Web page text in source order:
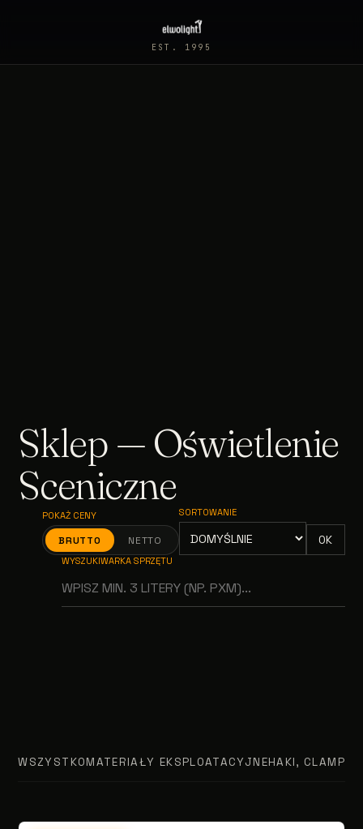
EST. 1995
Sklep — Oświetlenie
Sceniczne
POKAŻ CENY
BRUTTO NETTO
SORTOWANIE
OK
WYSZUKIWARKA SPRZĘTU
WSZYSTKOMATERIAŁY EKSPLOATACYJNEHAKI, CLAMPY,